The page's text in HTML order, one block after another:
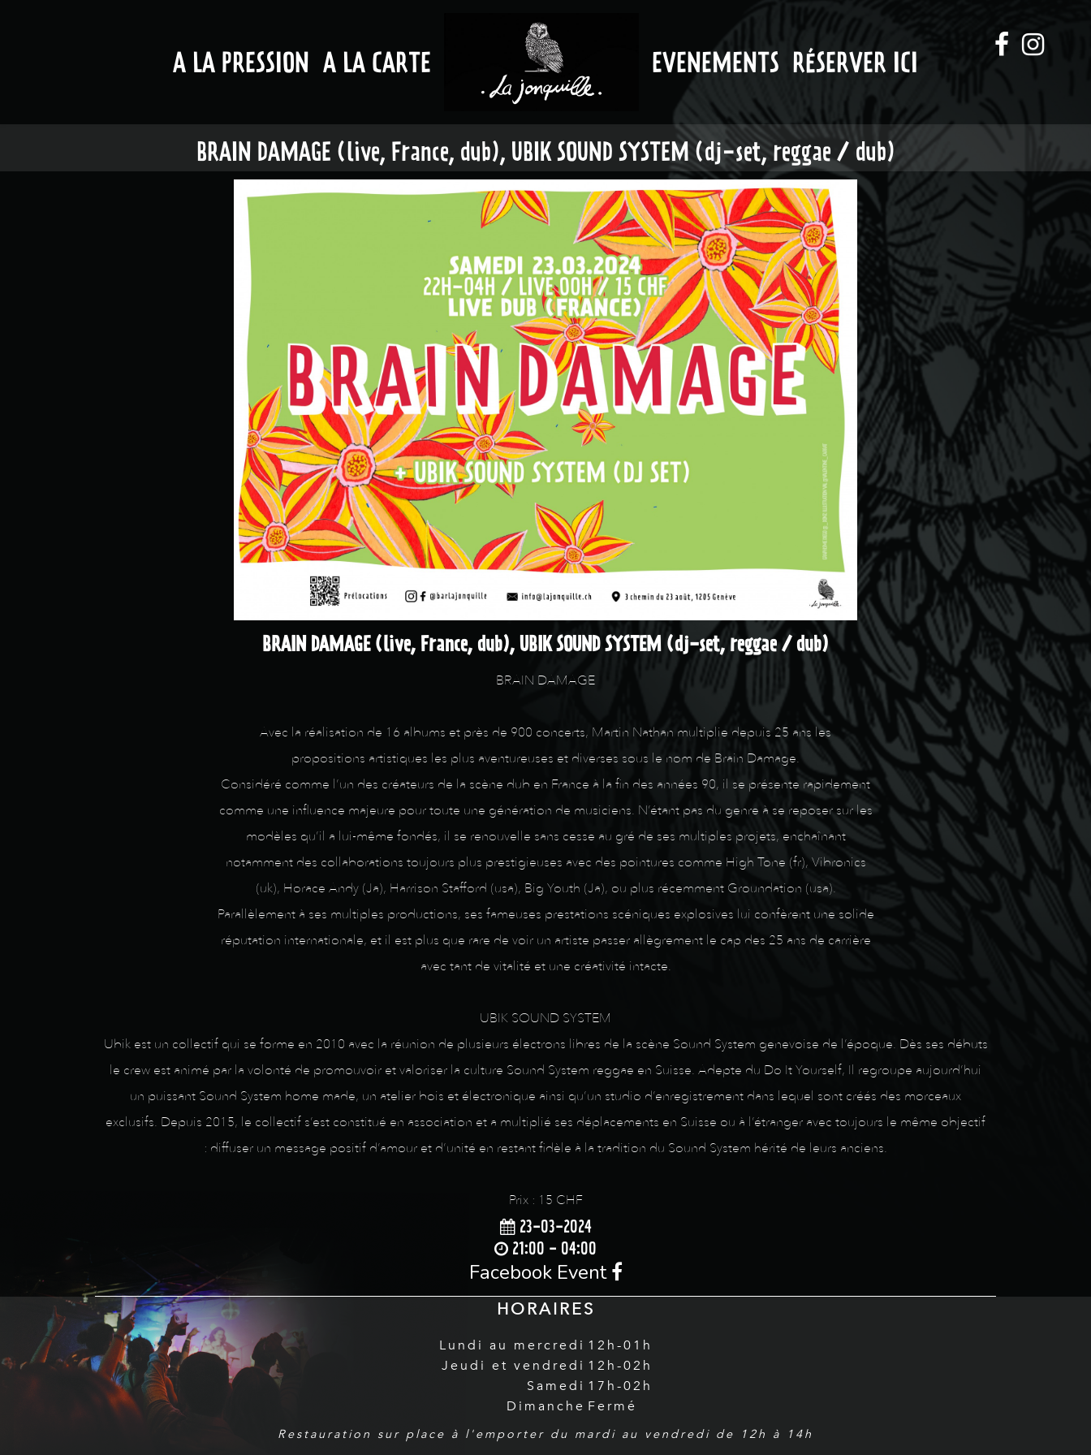
A LA PRESSION A LA CARTE EVENEMENTS RÉSERVER ICI
BRAIN DAMAGE (live, France, dub), UBIK SOUND SYSTEM (dj-set, reggae / dub)
BRAIN DAMAGE (live, France, dub), UBIK SOUND SYSTEM (dj-set, reggae / dub)
BRAIN DAMAGE
Avec la réalisation de 16 albums et près de 900 concerts, Martin Nathan multiplie depuis 25 ans les
propositions artistiques les plus aventureuses et diverses sous le nom de Brain Damage.
Considéré comme l’un des créateurs de la scène dub en France à la fin des années 90, il se présente rapidement
comme une influence majeure pour toute une génération de musiciens. N’étant pas du genre à se reposer sur les
modèles qu’il a lui-même fondés, il se renouvelle sans cesse au gré de ses multiples projets, enchaînant
notamment des collaborations toujours plus prestigieuses avec des pointures comme High Tone (fr), Vibronics
(uk), Horace Andy (Ja), Harrison Stafford (usa), Big Youth (Ja), ou plus récemment Groundation (usa).
Parallèlement à ses multiples productions, ses fameuses prestations scéniques explosives lui confèrent une solide
réputation internationale, et il est plus que rare de voir un artiste passer allègrement le cap des 25 ans de carrière
avec tant de vitalité et une créativité intacte.
UBIK SOUND SYSTEM
Ubik est un collectif qui se forme en 2010 avec la réunion de plusieurs électrons libres de la scène Sound System genevoise de l’époque. Dès ses débuts
le crew est animé par la volonté de promouvoir et valoriser la culture Sound System reggae en Suisse. Adepte du Do It Yourself, Il regroupe aujourd’hui
un puissant Sound System home made, un atelier bois et électronique ainsi qu’un studio d’enregistrement dans lequel sont créés des morceaux
exclusifs. Depuis 2015, le collectif s’est constitué en association et a multiplié ses déplacements en Suisse ou à l’étranger avec toujours le même objectif
: diffuser un message positif d’amour et d’unité en restant fidèle à la tradition du Sound System hérité de leurs anciens.
Prix : 15 CHF
23-03-2024
21:00 - 04:00
Facebook Event
HORAIRES
Lundi au mercredi
Jeudi et vendredi
Samedi
Dimanche
12h-01h
12h-02h
17h-02h
Fermé
Restauration sur place à l'emporter du mardi au vendredi de 12h à 14h